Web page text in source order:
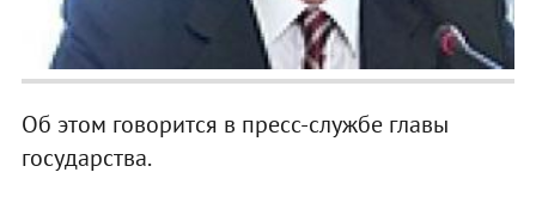
Об этом говорится в пресс-службе главы
государства.